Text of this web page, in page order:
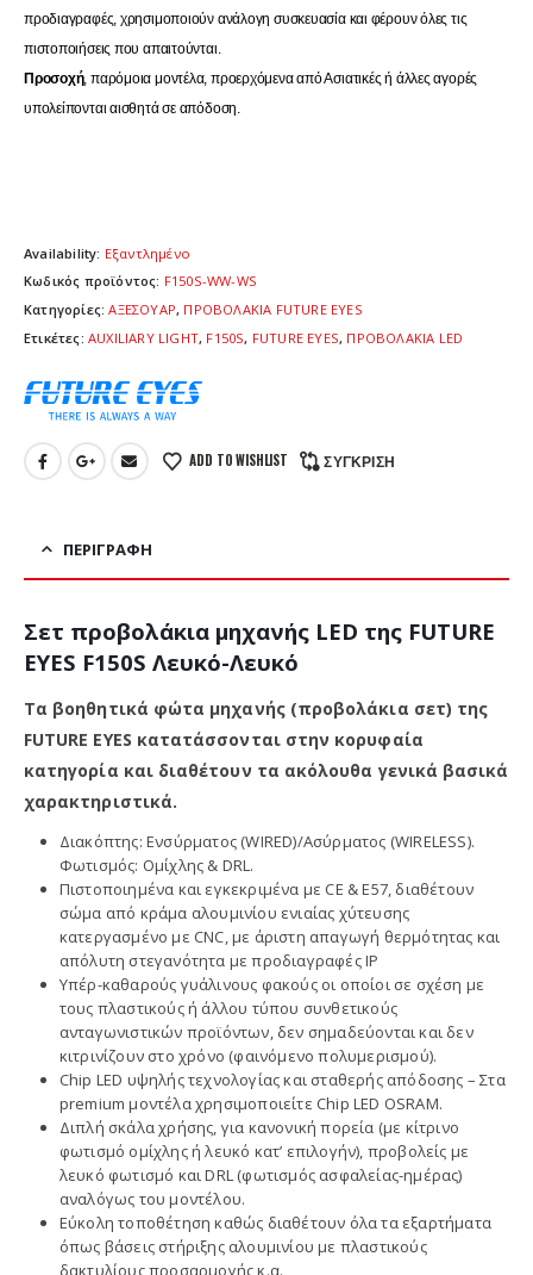
προδιαγραφές, χρησιμοποιούν ανάλογη συσκευασία και φέρουν όλες τις
πιστοποιήσεις που απαιτούνται.
Προσοχή, παρόμοια μοντέλα, προερχόμενα από Ασιατικές ή άλλες αγορές
υπολείπονται αισθητά σε απόδοση.
Availability: Εξαντλημένο
Κωδικός προϊόντος: F150S-WW-WS
Κατηγορίες:ΑΞΕΣΟΥΑΡ, ΠΡΟΒΟΛΑΚΙΑ FUTURE EYES
Ετικέτες: AUXILIARY LIGHT, F150S, FUTURE EYES, ΠΡΟΒΟΛΑΚΙΑ LED
ADD TO WISHLIST ΣΎΓΚΡΙΣΗ
ΠΕΡΙΓΡΑΦΉ
Σετ προβολάκια μηχανής LED της FUTURE
EYES F150S Λευκό-Λευκό
Τα βοηθητικά φώτα μηχανής (προβολάκια σετ) της
FUTURE EYES κατατάσσονται στην κορυφαία
κατηγορία και διαθέτουν τα ακόλουθα γενικά βασικά
χαρακτηριστικά.
Διακόπτης: Ενσύρματος (WIRED)/Ασύρματος (WIRELESS).
Φωτισμός: Ομίχλης & DRL.
Πιστοποιημένα και εγκεκριμένα με CE & E57, διαθέτουν
σώμα από κράμα αλουμινίου ενιαίας χύτευσης
κατεργασμένο με CNC, με άριστη απαγωγή θερμότητας και
απόλυτη στεγανότητα με προδιαγραφές IP
Υπέρ-καθαρούς γυάλινους φακούς οι οποίοι σε σχέση με
τους πλαστικούς ή άλλου τύπου συνθετικούς
ανταγωνιστικών προϊόντων, δεν σημαδεύονται και δεν
κιτρινίζουν στο χρόνο (φαινόμενο πολυμερισμού).
Chip LED υψηλής τεχνολογίας και σταθερής απόδοσης – Στα
premium μοντέλα χρησιμοποιείτε Chip LED OSRAM.
Διπλή σκάλα χρήσης, για κανονική πορεία (με κίτρινο
φωτισμό ομίχλης ή λευκό κατ’ επιλογήν), προβολείς με
λευκό φωτισμό και DRL (φωτισμός ασφαλείας-ημέρας)
αναλόγως του μοντέλου.
Εύκολη τοποθέτηση καθώς διαθέτουν όλα τα εξαρτήματα
όπως βάσεις στήριξης αλουμινίου με πλαστικούς
δακτυλίους προσαρμογής κ.α.